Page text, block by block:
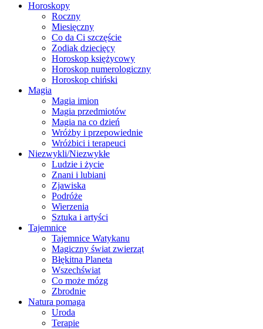
Horoskopy
Roczny
Miesięczny
Co da Ci szczęście
Zodiak dziecięcy
Horoskop księżycowy
Horoskop numerologiczny
Horoskop chiński
Magia
Magia imion
Magia przedmiotów
Magia na co dzień
Wróżby i przepowiednie
Wróżbici i terapeuci
Niezwykli/Niezwykłe
Ludzie i życie
Znani i lubiani
Zjawiska
Podróże
Wierzenia
Sztuka i artyści
Tajemnice
Tajemnice Watykanu
Magiczny świat zwierząt
Błękitna Planeta
Wszechświat
Co może mózg
Zbrodnie
Natura pomaga
Uroda
Terapie